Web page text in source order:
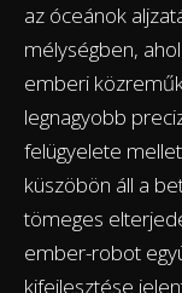
az óceánok
mélységben,
emberi
legnagyobb
felügyelete
küszöbön áll a
tömeges
ember-robot
kifejlesztése